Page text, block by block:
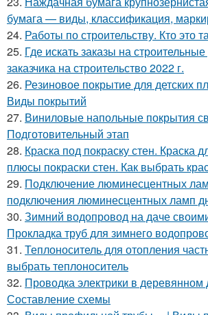
бумага — виды, классификация,
24. Работы по строительству. Кто это
25. Где искать заказы на
заказчика на строительство 2022 г.
26. Резиновое покрытие для детских
Виды покрытий
27. Виниловые напольные покрытия
Подготовительный этап
28. Краска под покраску стен. Краска
плюсы покраски стен. Как выбрать
29. Подключение люминесцентных
подключения люминесцентных ламп
30. Зимний водопровод на даче
Прокладка труб для зимнего
31. Теплоноситель для отопления
выбрать теплоноситель
32. Проводка электрики в деревянном
Составление схемы